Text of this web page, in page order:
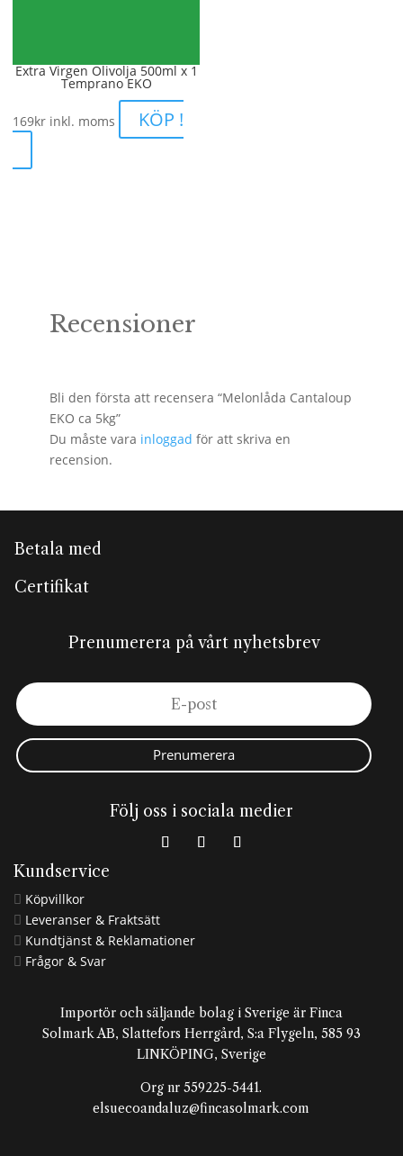
Extra Virgen Olivolja 500ml x 1
Temprano EKO
169kr inkl. moms KÖP !
Recensioner
Bli den första att recensera “Melonlåda Cantaloup
EKO ca 5kg”
Du måste vara inloggad för att skriva en
recension.
Betala med
Certifikat
Prenumerera på vårt nyhetsbrev
Prenumerera
Följ oss i sociala medier
Kundservice
 Köpvillkor
 Leveranser & Fraktsätt
 Kundtjänst & Reklamationer
 Frågor & Svar
Importör och säljande bolag i Sverige är Finca
Solmark AB, Slattefors Herrgård, S:a Flygeln, 585 93
LINKÖPING, Sverige
Org nr 559225-5441.
elsuecoandaluz@fincasolmark.com